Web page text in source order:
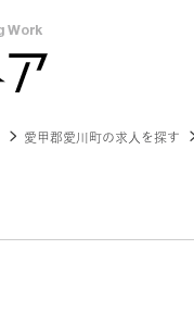
愛甲郡愛川町の求人を探す